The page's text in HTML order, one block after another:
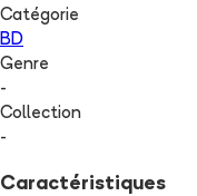
Catégorie
BD
Genre
-
Collection
-
Caractéristiques